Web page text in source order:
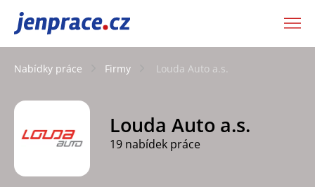
JenPráce.cz
Nabídky práce Firmy Louda Auto a.s.
Louda Auto a.s.
19 nabídek práce